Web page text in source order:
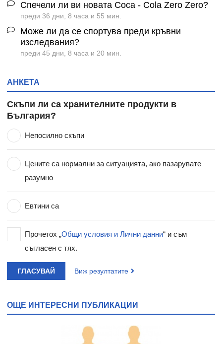
Спечели ли ви новата Coca - Cola Zero Zero?
преди 36 дни, 8 часа и 55 мин.
Може ли да се спортува преди кръвни
изследвания?
преди 45 дни, 8 часа и 20 мин.
АНКЕТА
Скъпи ли са хранителните продукти в
България?
Непосилно скъпи
Цените са нормални за ситуацията, ако пазарувате
разумно
Евтини са
Прочетох „Общи условия и Лични данни“ и съм
съгласен с тях.
ГЛАСУВАЙ Виж резултатите
ОЩЕ ИНТЕРЕСНИ ПУБЛИКАЦИИ